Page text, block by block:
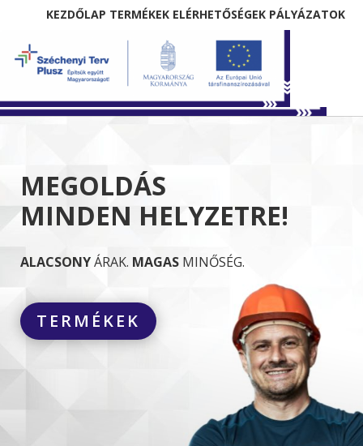
KEZDŐLAP TERMÉKEK ELÉRHETŐSÉGEK PÁLYÁZATOK
MEGOLDÁS
MINDEN HELYZETRE!
ALACSONYÁRAK. MAGAS MINŐSÉG.
TERMÉKEK